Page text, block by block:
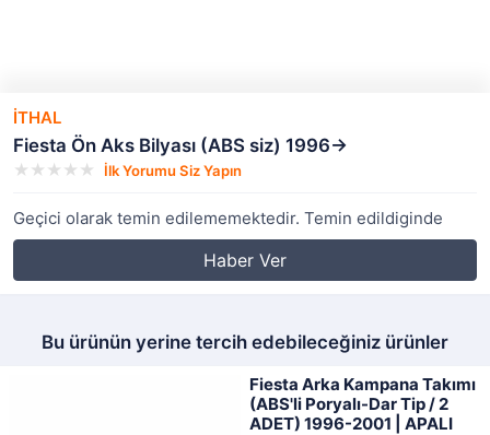
İTHAL
Fiesta Ön Aks Bilyası (ABS siz) 1996->
İlk Yorumu Siz Yapın
Geçici olarak temin edilememektedir. Temin edildiginde
Haber Ver
Bu ürünün yerine tercih edebileceğiniz ürünler
Fiesta Arka Kampana Takımı
(ABS'li Poryalı-Dar Tip / 2
ADET) 1996-2001 | APALI